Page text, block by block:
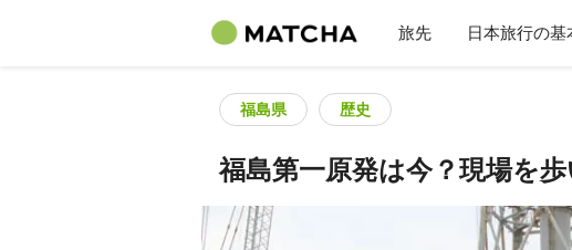
旅先 日本旅行の基
福島県 歴史
福島第一原発は今？現場を